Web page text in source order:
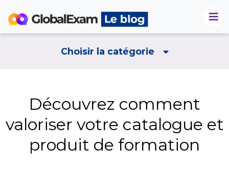
Choisir la catégorie
Découvrez comment
valoriser votre catalogue et
produit de formation